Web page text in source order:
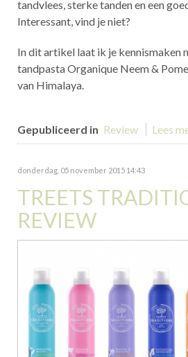
tandvlees, sterke tanden en een
Interessant, vind je niet?
In dit artikel laat ik je kennismaken
tandpasta Organique Neem &
van Himalaya.
Gepubliceerd in Review Lees
donderdag, 05 november 2015 14:43
TREETS
REVIEW